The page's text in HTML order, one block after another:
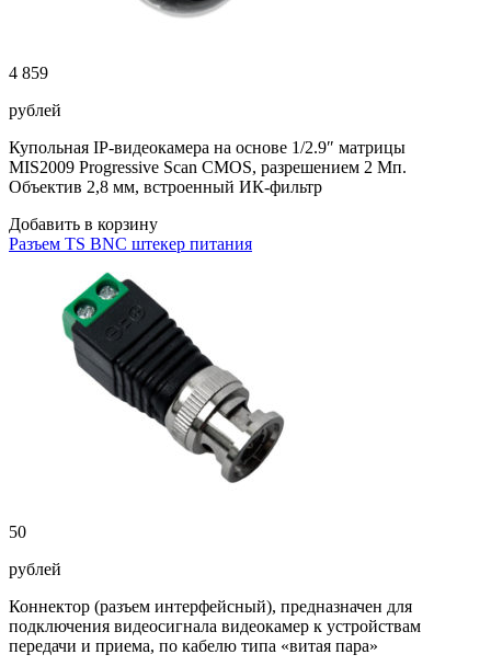
4 859
рублей
Купольная IP-видеокамера на основе 1/2.9″ матрицы
MIS2009 Progressive Scan CMOS, разрешением 2 Мп.
Объектив 2,8 мм, встроенный ИК-фильтр
Добавить в корзину
Разъем TS BNC штекер питания
50
рублей
Коннектор (разъем интерфейсный), предназначен для
подключения видеосигнала видеокамер к устройствам
передачи и приема, по кабелю типа «витая пара»